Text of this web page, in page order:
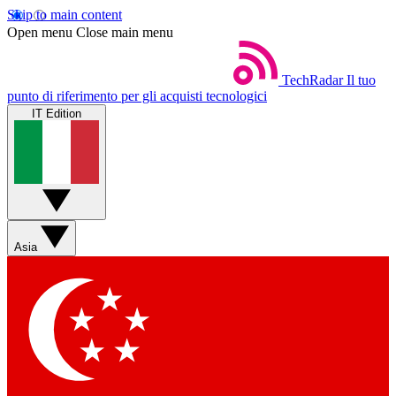
Skip to main content
Open menu Close main menu
TechRadar Il tuo
punto di riferimento per gli acquisti tecnologici
IT Edition
Asia